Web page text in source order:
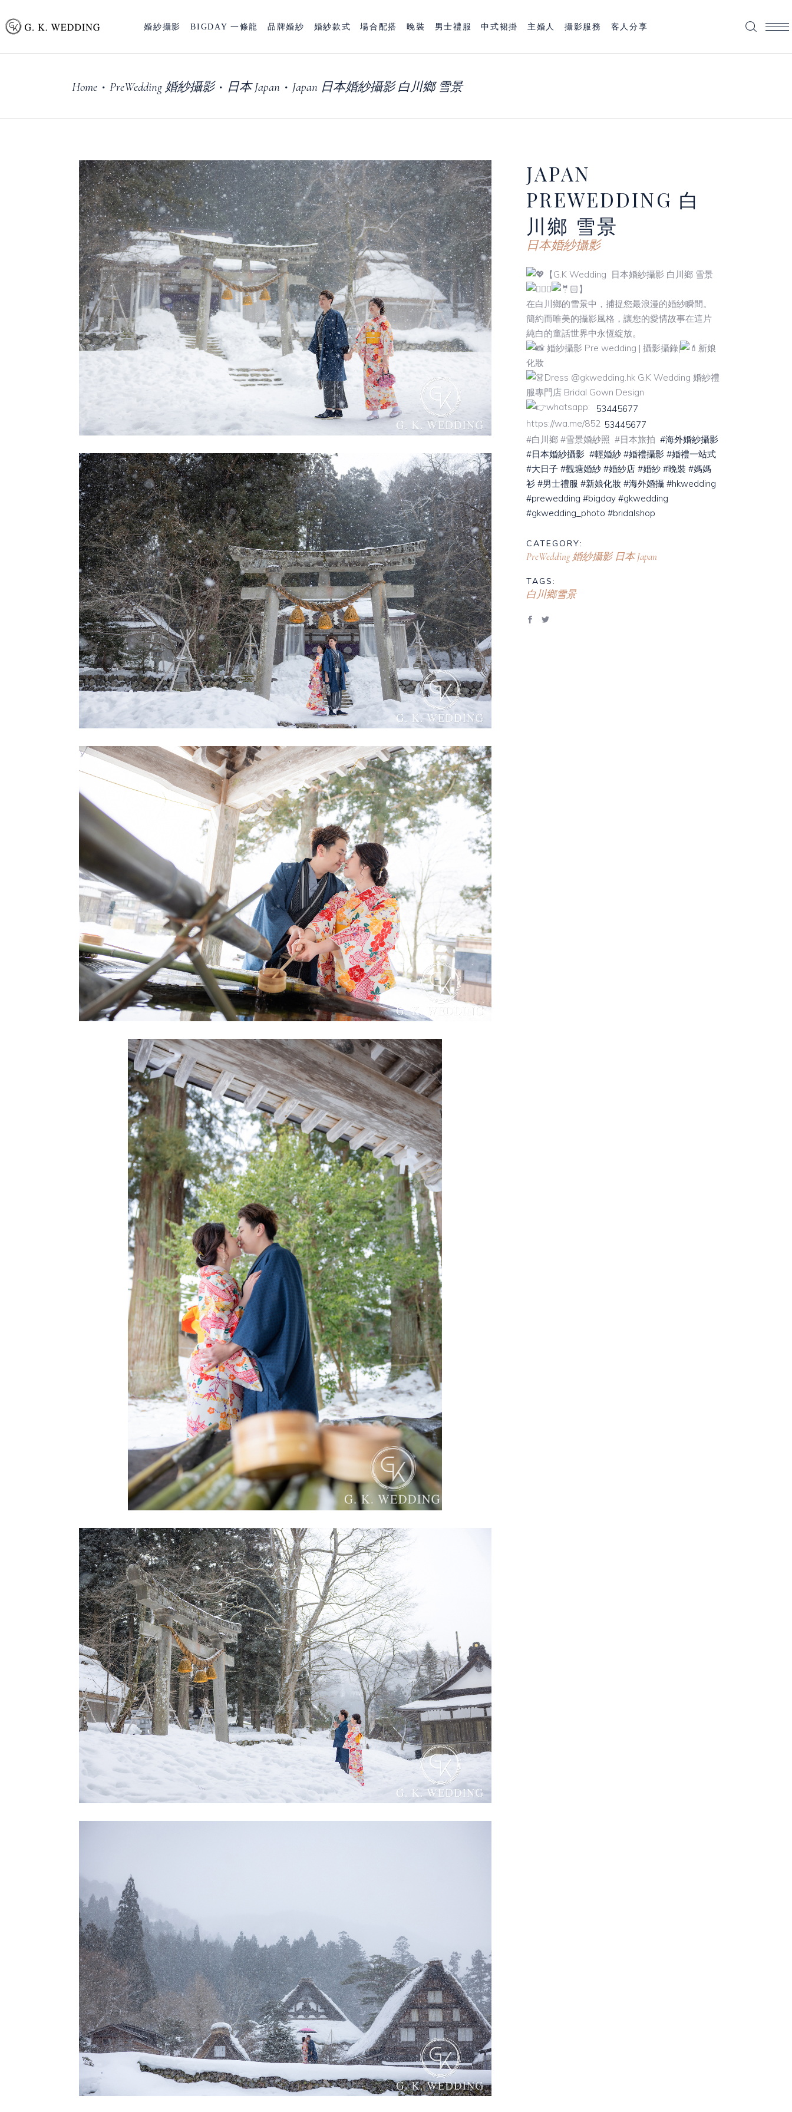
婚紗攝影 BIGDAY 一條龍 品牌婚紗 婚紗款式 場合配搭 晚裝 男士禮服 中式裙掛 主婚人 攝影服務 客人分享
Home • PreWedding 婚紗攝影• 日本 Japan • Japan 日本婚紗攝影 白川鄉 雪景
JAPAN
PREWEDDING 白
川鄉 雪景
日本婚紗攝影
【G.K Wedding 日本婚紗攝影 白川鄉 雪景
】
在白川鄉的雪景中，捕捉您最浪漫的婚紗瞬間。
簡約而唯美的攝影風格，讓您的愛情故事在這片
純白的童話世界中永恆綻放。
婚紗攝影 Pre wedding | 攝影攝錄|
新娘
化妝
Dress @gkwedding.hk G.K Wedding 婚紗禮
服專門店 Bridal Gown Design
whatsapp:
53445677
https://wa.me/852 53445677
#白川鄉 #雪景婚紗照 #日本旅拍 #海外婚紗攝影
#日本婚紗攝影 #輕婚紗 #婚禮攝影 #婚禮一站式
#大日子 #觀塘婚紗 #婚紗店 #婚紗 #晚裝 #媽媽
衫 #男士禮服 #新娘化妝 #海外婚攝 #hkwedding
#prewedding #bigday #gkwedding
#gkwedding_photo #bridalshop
CATEGORY:
PreWedding 婚紗攝影 日本 Japan
TAGS:
白川鄉雪景